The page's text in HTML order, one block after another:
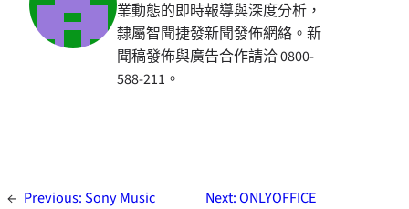
業動態的即時報導與深度分析，
隸屬智聞捷發新聞發佈網絡。新
聞稿發佈與廣告合作請洽 0800-
588-211。
← Previous:Sony Music
Next:ONLYOFFICE